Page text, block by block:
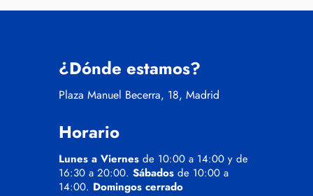
¿Dónde estamos?
Plaza Manuel Becerra, 18, Madrid
Horario
Lunes a Viernes de 10:00 a 14:00 y de
16:30 a 20:00. Sábados de 10:00 a
14:00. Domingos cerrado